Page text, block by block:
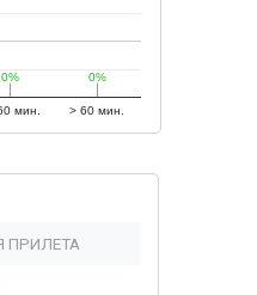
мин. > 60 мин.
0%
0% 0%
0%
ПРИЛЕТА